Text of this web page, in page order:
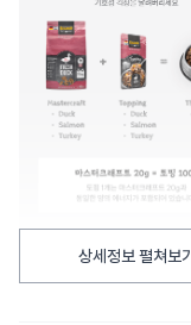
상세정보 펼쳐보기